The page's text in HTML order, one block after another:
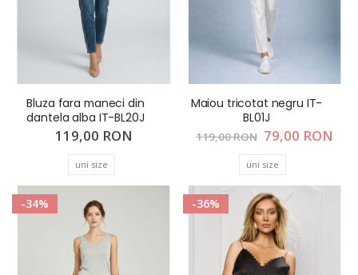
Bluza fara maneci din
dantela alba IT-BL20J
119,00 RON
uni size
Maiou tricotat negru IT-
BL01J
119,00 RON Pret
special
79,00 RON
uni size
-34% -36%